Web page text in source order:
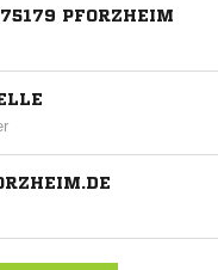
PFORZHEIM